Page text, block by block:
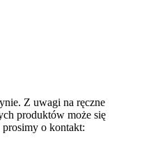
Z uwagi na ręczne
produktów może się
o kontakt: